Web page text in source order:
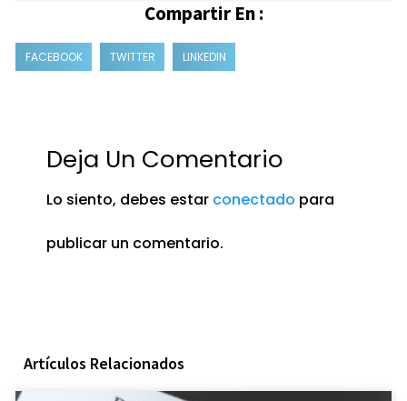
Compartir En :
FACEBOOK TWITTER LINKEDIN
Deja Un Comentario
Lo siento, debes estar conectado para
publicar un comentario.
Artículos Relacionados